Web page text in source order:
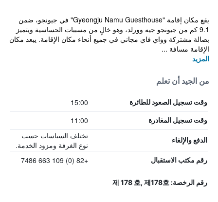
يقع مكان إقامة "Gyeongju Namu Guesthouse" في جيونجو، ضمن
9.1 كم من جيونجو جيه وورلد، وهو خالٍ من مسببات الحساسية ويتميز
بصالة مشتركة وواي فاي مجاني في جميع أنحاء مكان الإقامة. يبعد مكان
الإقامة مسافة ...
المزيد
من الجيد أن تعلم
وقت تسجيل الصعود للطائرة 15:00
وقت تسجيل المغادرة 11:00
الدفع والإلغاء
تختلف السياسات حسب
نوع الغرفة ومزود الخدمة.
رقم مكتب الاستقبال +82 (0) 109 663 7486
رقم الرخصة: 제 178 호, 제178호